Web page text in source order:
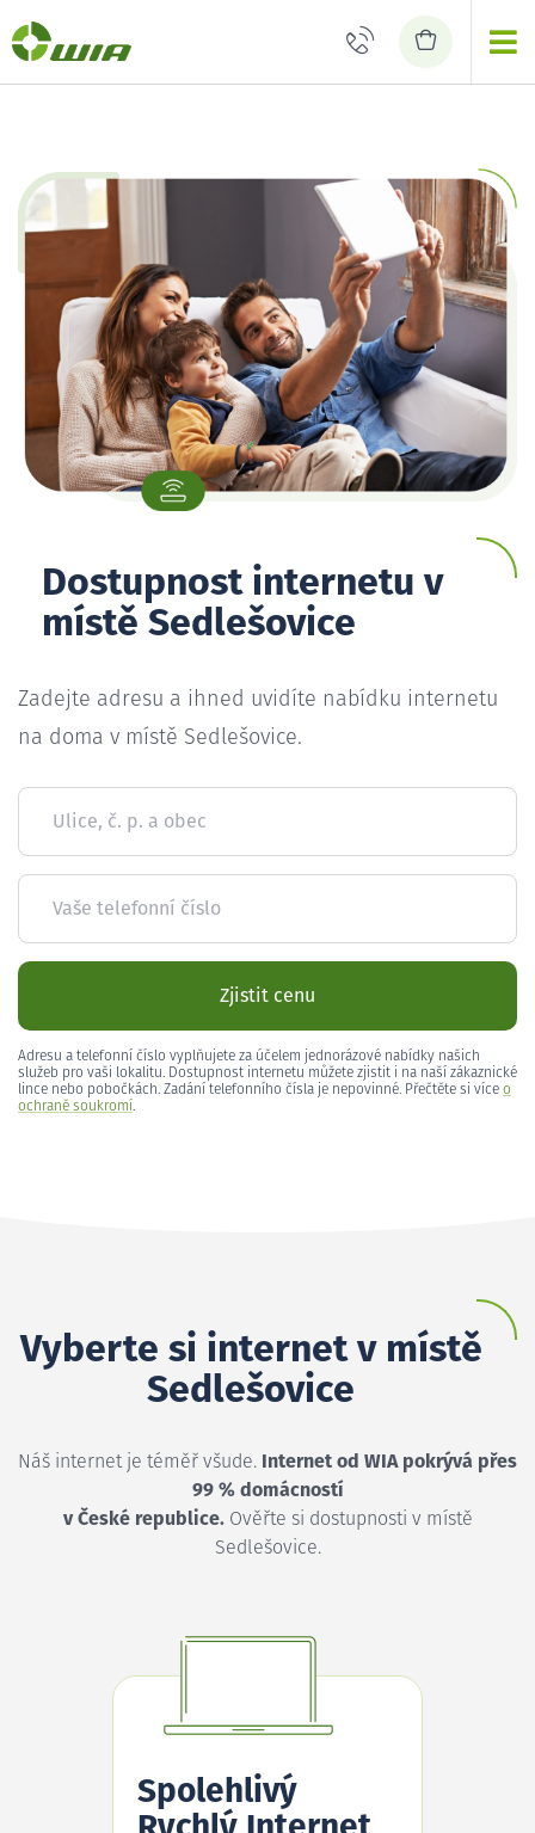
Dostupnost internetu v
místě Sedlešovice
Zadejte adresu a ihned uvidíte nabídku internetu
na doma v místě Sedlešovice.
Ulice, č. p. a obec
Vaše telefonní číslo
Zjistit cenu
Adresu a telefonní číslo vyplňujete za účelem jednorázové nabídky našich
služeb pro vaši lokalitu. Dostupnost internetu můžete zjistit i na naší zákaznické
lince nebo pobočkách. Zadání telefonního čísla je nepovinné. Přečtěte si více o
ochraně soukromí.
Vyberte si internet v místě
Sedlešovice
Náš internet je téměř všude. Internet od WIA pokrývá přes
99 % domácností
v České republice.Ověřte si dostupnosti v místě
Sedlešovice.
Spolehlivý